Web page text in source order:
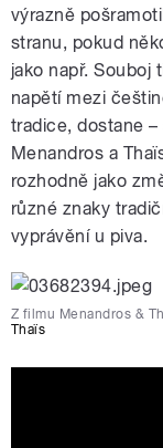
výrazně
stranu, pokud
jako např. Souboj
napětí mezi
tradice, dostane –
Menandros a
rozhodně jako
různé znaky
vyprávění u piva.
Z filmu Menandros &
Thaïs